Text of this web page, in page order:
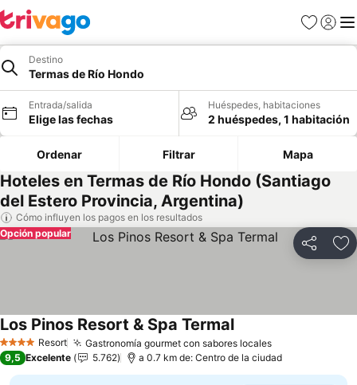
Favoritos
Iniciar
Destino
Termas de Río Hondo
Entrada/salida
Elige las fechas
Huéspedes, habitaciones
2 huéspedes, 1 habitación
Ordenar Filtrar Mapa
Hoteles en Termas de Río Hondo (Santiago
del Estero Provincia, Argentina)
Cómo influyen los pagos en los resultados
Compartir
Opción popular
4 EstrellasResort Gastronomía gourmet con sabores localesVer precios
Los Pinos Resort & Spa TermalVer precios
9,5 Excelente 5.762 a 0.7 km de: Centro de la ciudad